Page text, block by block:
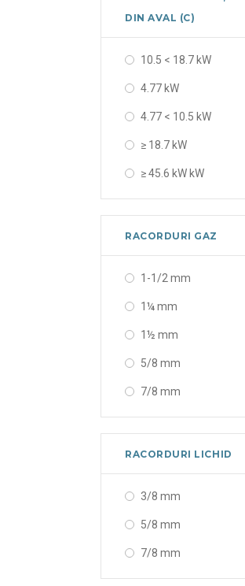
DIN AVAL (C)
10.5 < 18.7 kW
4.77 kW
4.77 < 10.5 kW
≥ 18.7 kW
≥ 45.6 kW kW
RACORDURI GAZ
1-1/2 mm
1¼ mm
1½ mm
5/8 mm
7/8 mm
RACORDURI LICHID
3/8 mm
5/8 mm
7/8 mm